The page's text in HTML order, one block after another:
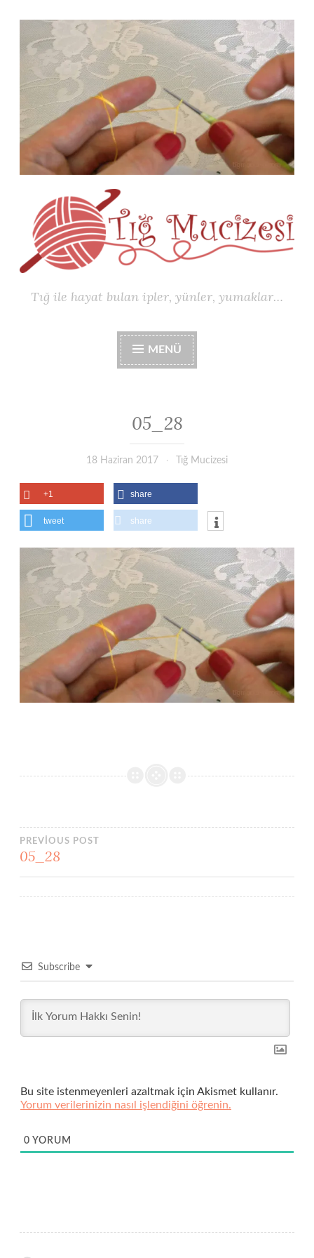
İçeriğe
geç
Tığ ile hayat bulan ipler, yünler, yumaklar…
MENÜ
05_28
18 Haziran 2017 Tığ Mucizesi
+1 share
tweet share
Yazı
PREVIOUS POST
05_28
Subscribe
Bu site istenmeyenleri azaltmak için Akismet kullanır.
Yorum verilerinizin nasıl işlendiğini öğrenin.
0 YORUM